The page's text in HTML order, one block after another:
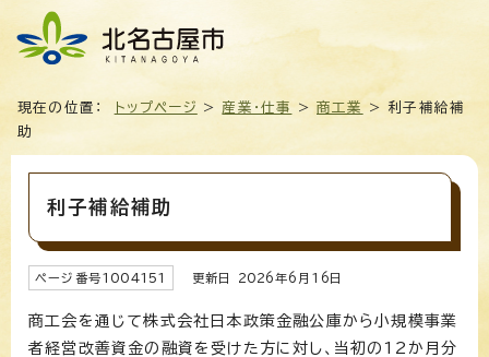
現在の位置： トップページ > 産業・仕事 >商工業
> 利子補給補
助
利子補給補助
ページ番号1004151 更新日 2026年6月 16 日
商工会を通じて株式会社日本政策金融公庫から小規模事業
者経営改善資金の融資を受けた方に対し、当初の12か月分